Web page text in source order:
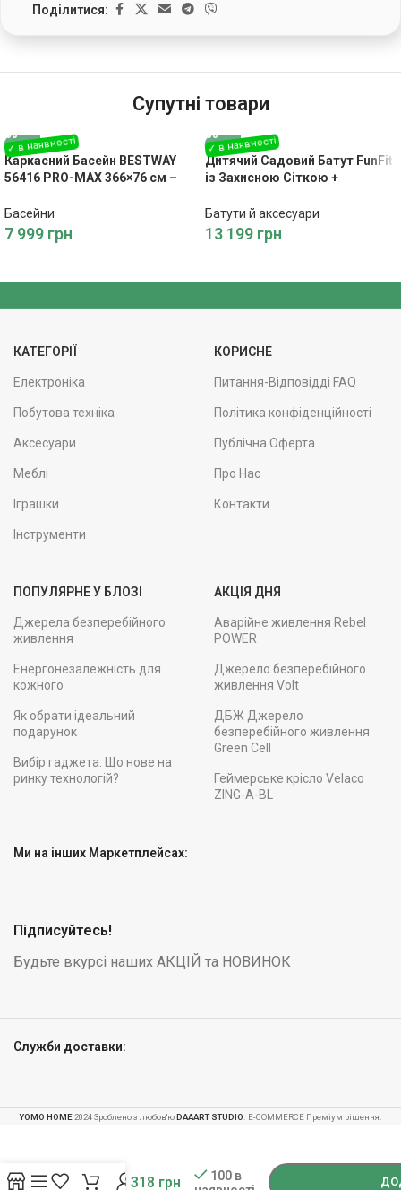
Поділитися:
Супутні товари
Каркасний Басейн BESTWAY
56416 PRO-MAX 366×76 см –
Басейни
7 999 грн
Дитячий Садовий Батут FunFit
із Захисною Сіткою +
Батути й аксесуари
13 199 грн
КАТЕГОРІЇ
Електроніка
Побутова техніка
Аксесуари
Меблі
Іграшки
Інструменти
КОРИСНЕ
Питання-Відповідді FAQ
Політика конфіденційності
Публічна Оферта
Про Нас
Контакти
ПОПУЛЯРНЕ У БЛОЗІ
Джерела безперебійного
живлення
Енергонезалежність для
кожного
Як обрати ідеальний
подарунок
Вибір гаджета: Що нове на
ринку технологій?
АКЦІЯ ДНЯ
Аварійне живлення Rebel
POWER
Джерело безперебійного
живлення Volt
ДБЖ Джерело
безперебійного живлення
Green Cell
Геймерське крісло Velaco
ZING-A-BL
Ми на інших Маркетплейсах:
Підписуйтесь!
Будьте вкурсі наших АКЦІЙ та НОВИНОК
Служби доставки:
YOMO HOME 2024 Зроблено з любов'юDAAART STUDIO . E-COMMERCE Преміум рішення.
трюковий
3 318 грн
100 в